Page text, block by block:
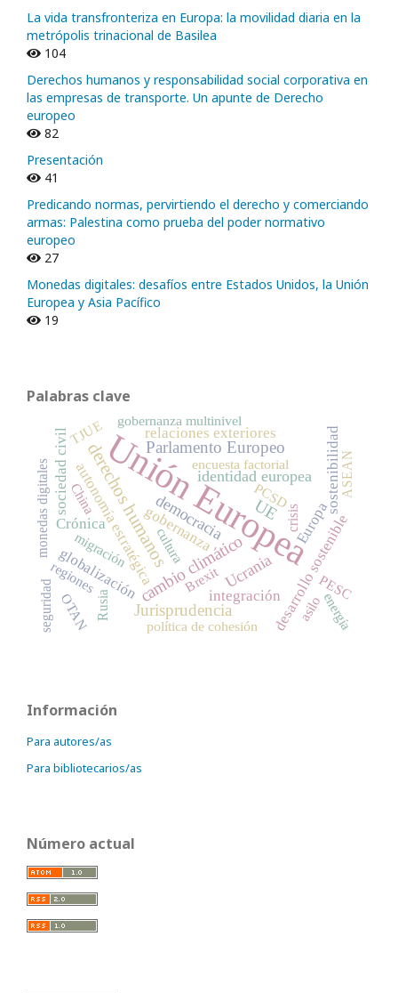
La vida transfronteriza en Europa: la movilidad diaria en la
metrópolis trinacional de Basilea
104
Derechos humanos y responsabilidad social corporativa en
las empresas de transporte. Un apunte de Derecho
europeo
82
Presentación
41
Predicando normas, pervirtiendo el derecho y comerciando
armas: Palestina como prueba del poder normativo
europeo
27
Monedas digitales: desafíos entre Estados Unidos, la Unión
Europea y Asia Pacífico
19
Palabras clave
Unión Europea
derechos humanosParlamento Europeo
UE
cambio climático
Jurisprudencia
democracia
identidad europea
Ucrania
autonomía estratégica Europa
Crónica
integración
gobernanza
globalización
sociedad civil
desarrollo sostenible
relaciones exteriores sostenibilidad
migración
crisis
PCSD
regiones
Rusia
Brexit
encuesta factorial
monedas digitales cultura
PESC
política de cohesión
seguridad energía
China
TJUE
OTAN
gobernanza multinivel
asilo
ASEAN
Información
Para autores/as
Para bibliotecarios/as
Número actual